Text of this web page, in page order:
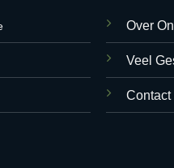
Over
Veel
Contact